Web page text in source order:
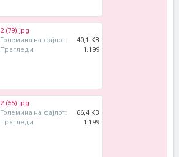
2 (79).jpg
Големина на фајлот:
40,1 KB
Прегледи:
1.199
2 (55).jpg
Големина на фајлот:
66,4 KB
Прегледи:
1.199